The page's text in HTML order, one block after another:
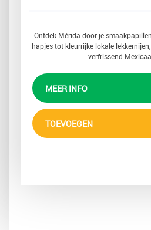
Ontdek Mérida door je
hapjes tot kleurrijke lokale
verfrissend
MEER INFO
TOEVOEGEN